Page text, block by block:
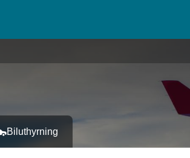
Biluthyrning